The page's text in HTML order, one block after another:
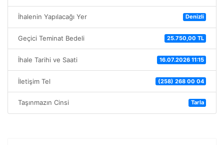
İhalenin Yapılacağı Yer Denizli
Geçici Teminat Bedeli 25.750,00 TL
İhale Tarihi ve Saati 16.07.2026 11:15
İletişim Tel (258) 268 00 04
Taşınmazın Cinsi Tarla